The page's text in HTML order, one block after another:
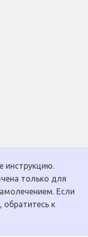
инструкцию.
только для
Если
обратитесь к